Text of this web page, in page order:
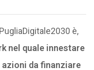
è,
nel quale innestare
da finanziare